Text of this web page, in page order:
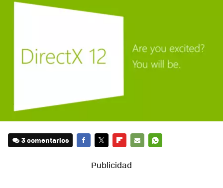
3 comentarios
MAIL